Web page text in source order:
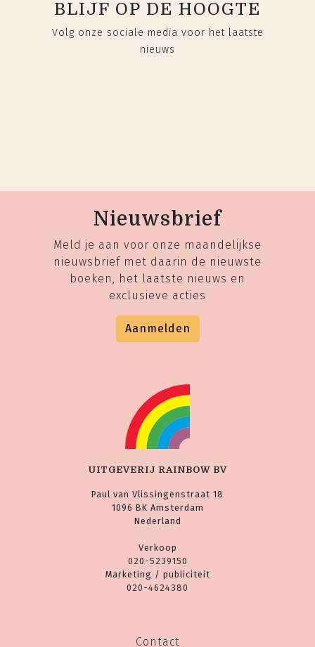
BLIJF OP DE HOOGTE
Volg onze sociale media voor het laatste
nieuws
Nieuwsbrief
Meld je aan voor onze maandelijkse
nieuwsbrief met daarin de nieuwste
boeken, het laatste nieuws en
exclusieve acties
Aanmelden
UITGEVERIJ RAINBOW BV
Paul van Vlissingenstraat 18
1096 BK Amsterdam
Nederland
Verkoop
020-5239150
Marketing / publiciteit
020-4624380
Contact